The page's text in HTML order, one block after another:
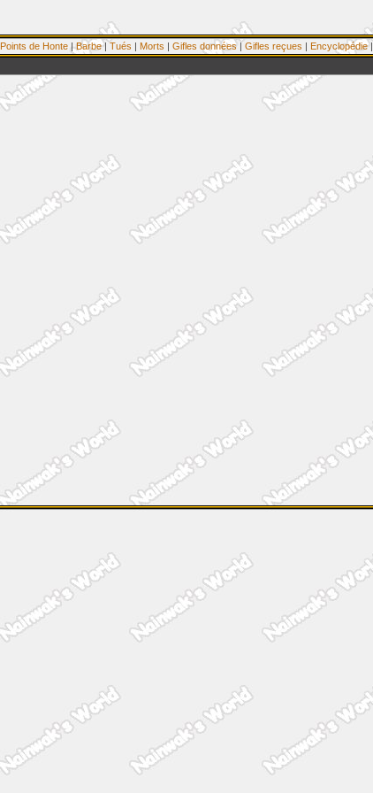
Points de Honte |Barbe| Tués | Morts | Gifles données | Gifles reçues | Encyclopédie|